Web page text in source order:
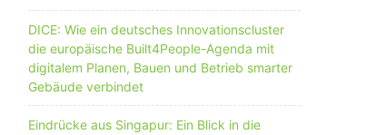
DICE: Wie ein deutsches Innovationscluster
die europäische Built4People-Agenda mit
digitalem Planen, Bauen und Betrieb smarter
Gebäude verbindet
Eindrücke aus Singapur: Ein Blick in die